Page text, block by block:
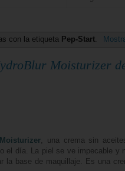
con la etiqueta Pep-Start
Moisturizer
, una crema sin
el día. La piel se ve impecable y
la base de maquillaje. Es una